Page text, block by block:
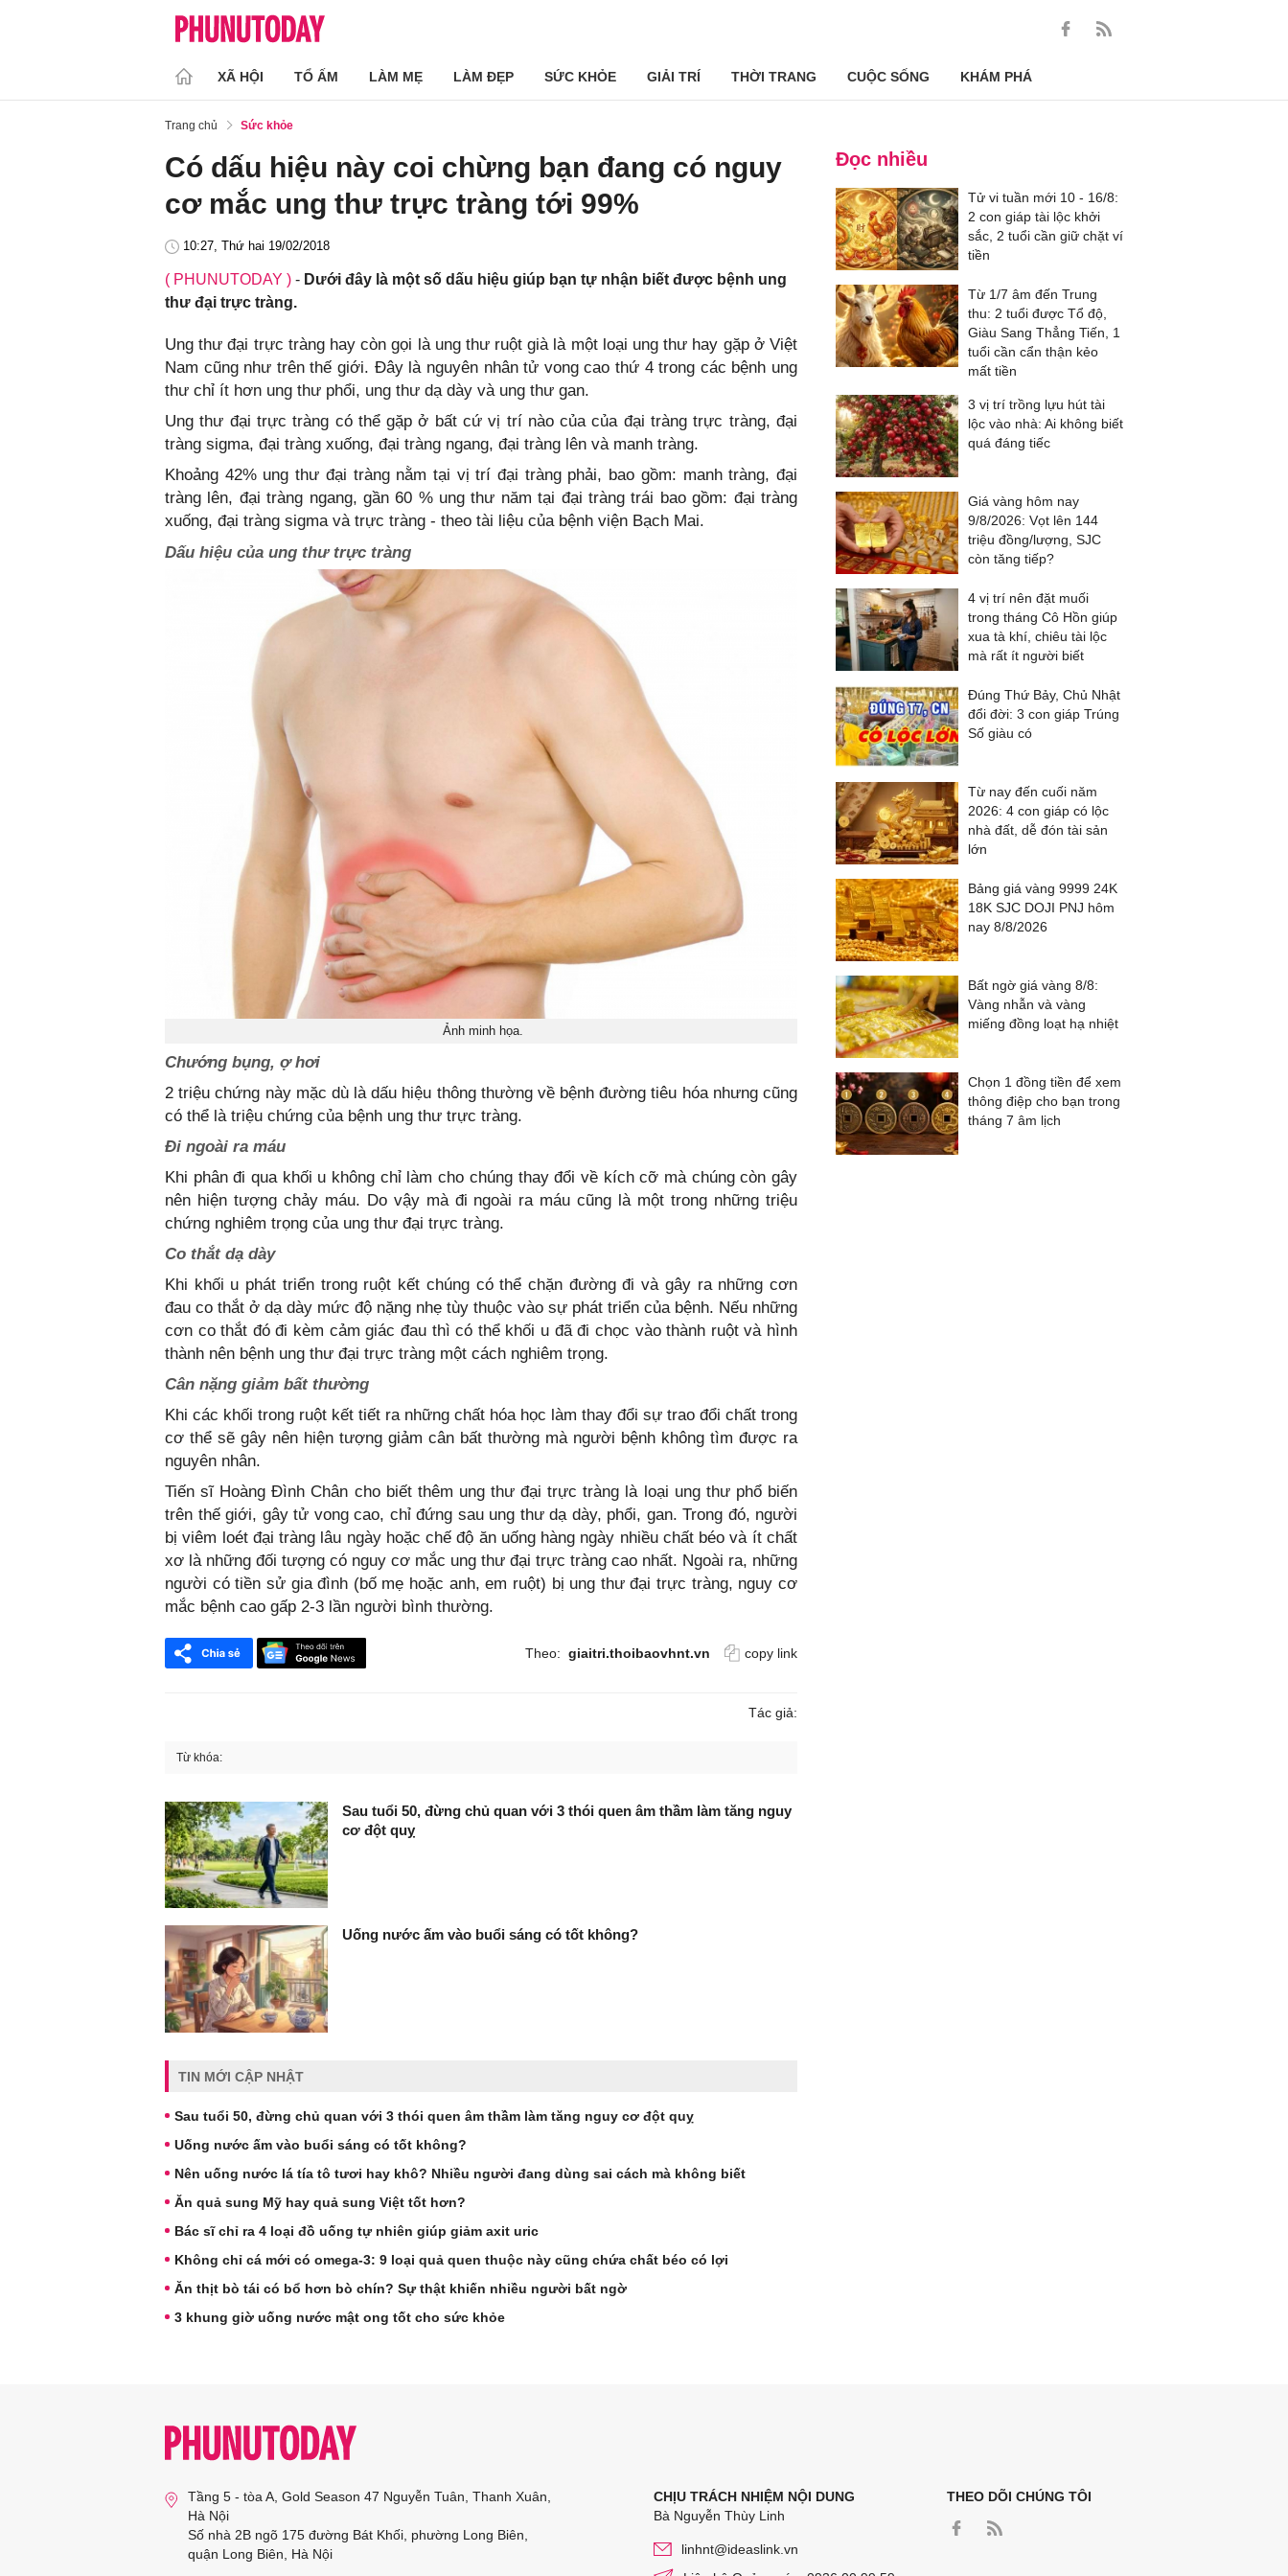
XÃ HỘI TỔ ẤM LÀM MẸ LÀM ĐẸP SỨC KHỎE GIẢI TRÍ THỜI TRANG CUỘC SỐNG KHÁM PHÁ
Trang chủ Sức khỏe
Có dấu hiệu này coi chừng bạn đang có nguy
cơ mắc ung thư trực tràng tới 99%
10:27, Thứ hai 19/02/2018
( PHUNUTODAY ) - Dưới đây là một số dấu hiệu giúp bạn tự nhận biết được bệnh ung
thư đại trực tràng.
Ung thư đại trực tràng hay còn gọi là ung thư ruột già là một loại ung thư hay gặp ở Việt
Nam cũng như trên thế giới. Đây là nguyên nhân tử vong cao thứ 4 trong các bệnh ung
thư chỉ ít hơn ung thư phổi, ung thư dạ dày và ung thư gan.
Ung thư đại trực tràng có thể gặp ở bất cứ vị trí nào của của đại tràng trực tràng, đại
tràng sigma, đại tràng xuống, đại tràng ngang, đại tràng lên và manh tràng.
Khoảng 42% ung thư đại tràng nằm tại vị trí đại tràng phải, bao gồm: manh tràng, đại
tràng lên, đại tràng ngang, gần 60 % ung thư năm tại đại tràng trái bao gồm: đại tràng
xuống, đại tràng sigma và trực tràng - theo tài liệu của bệnh viện Bạch Mai.
Dấu hiệu của ung thư trực tràng
Ảnh minh họa.
Chướng bụng, ợ hơi
2 triệu chứng này mặc dù là dấu hiệu thông thường về bệnh đường tiêu hóa nhưng cũng
có thể là triệu chứng của bệnh ung thư trực tràng.
Đi ngoài ra máu
Khi phân đi qua khối u không chỉ làm cho chúng thay đổi về kích cỡ mà chúng còn gây
nên hiện tượng chảy máu. Do vậy mà đi ngoài ra máu cũng là một trong những triệu
chứng nghiêm trọng của ung thư đại trực tràng.
Co thắt dạ dày
Khi khối u phát triển trong ruột kết chúng có thể chặn đường đi và gây ra những cơn
đau co thắt ở dạ dày mức độ nặng nhẹ tùy thuộc vào sự phát triển của bệnh. Nếu những
cơn co thắt đó đi kèm cảm giác đau thì có thể khối u đã đi chọc vào thành ruột và hình
thành nên bệnh ung thư đại trực tràng một cách nghiêm trọng.
Cân nặng giảm bất thường
Khi các khối trong ruột kết tiết ra những chất hóa học làm thay đổi sự trao đổi chất trong
cơ thể sẽ gây nên hiện tượng giảm cân bất thường mà người bệnh không tìm được ra
nguyên nhân.
Tiến sĩ Hoàng Đình Chân cho biết thêm ung thư đại trực tràng là loại ung thư phổ biến
trên thế giới, gây tử vong cao, chỉ đứng sau ung thư dạ dày, phổi, gan. Trong đó, người
bị viêm loét đại tràng lâu ngày hoặc chế độ ăn uống hàng ngày nhiều chất béo và ít chất
xơ là những đối tượng có nguy cơ mắc ung thư đại trực tràng cao nhất. Ngoài ra, những
người có tiền sử gia đình (bố mẹ hoặc anh, em ruột) bị ung thư đại trực tràng, nguy cơ
mắc bệnh cao gấp 2-3 lần người bình thường.
Theo: giaitri.thoibaovhnt.vn copy link
Tác giả:
Từ khóa:
Sau tuổi 50, đừng chủ quan với 3 thói quen âm thầm làm tăng nguy
cơ đột quỵ
Uống nước ấm vào buổi sáng có tốt không?
TIN MỚI CẬP NHẬT
Sau tuổi 50, đừng chủ quan với 3 thói quen âm thầm làm tăng nguy cơ đột quỵ
Uống nước ấm vào buổi sáng có tốt không?
Nên uống nước lá tía tô tươi hay khô? Nhiều người đang dùng sai cách mà không biết
Ăn quả sung Mỹ hay quả sung Việt tốt hơn?
Bác sĩ chỉ ra 4 loại đồ uống tự nhiên giúp giảm axit uric
Không chỉ cá mới có omega-3: 9 loại quả quen thuộc này cũng chứa chất béo có lợi
Ăn thịt bò tái có bổ hơn bò chín? Sự thật khiến nhiều người bất ngờ
3 khung giờ uống nước mật ong tốt cho sức khỏe
Đọc nhiều
Tử vi tuần mới 10 - 16/8:
2 con giáp tài lộc khởi
sắc, 2 tuổi cần giữ chặt ví
tiền
Từ 1/7 âm đến Trung
thu: 2 tuổi được Tổ độ,
Giàu Sang Thẳng Tiến, 1
tuổi cần cẩn thận kẻo
mất tiền
3 vị trí trồng lựu hút tài
lộc vào nhà: Ai không biết
quá đáng tiếc
Giá vàng hôm nay
9/8/2026: Vọt lên 144
triệu đồng/lượng, SJC
còn tăng tiếp?
4 vị trí nên đặt muối
trong tháng Cô Hồn giúp
xua tà khí, chiêu tài lộc
mà rất ít người biết
Đúng Thứ Bảy, Chủ Nhật
đổi đời: 3 con giáp Trúng
Số giàu có
Từ nay đến cuối năm
2026: 4 con giáp có lộc
nhà đất, dễ đón tài sản
lớn
Bảng giá vàng 9999 24K
18K SJC DOJI PNJ hôm
nay 8/8/2026
Bất ngờ giá vàng 8/8:
Vàng nhẫn và vàng
miếng đồng loạt hạ nhiệt
Chọn 1 đồng tiền để xem
thông điệp cho bạn trong
tháng 7 âm lịch
Tầng 5 - tòa A, Gold Season 47 Nguyễn Tuân, Thanh Xuân,
Hà Nội
Số nhà 2B ngõ 175 đường Bát Khối, phường Long Biên,
quận Long Biên, Hà Nội
CHỊU TRÁCH NHIỆM NỘI DUNG
Bà Nguyễn Thùy Linh
linhnt@ideaslink.vn
THEO DÕI CHÚNG TÔI